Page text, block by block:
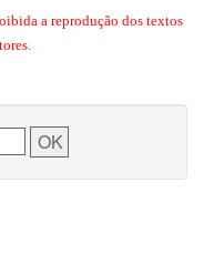
a reprodução dos textos